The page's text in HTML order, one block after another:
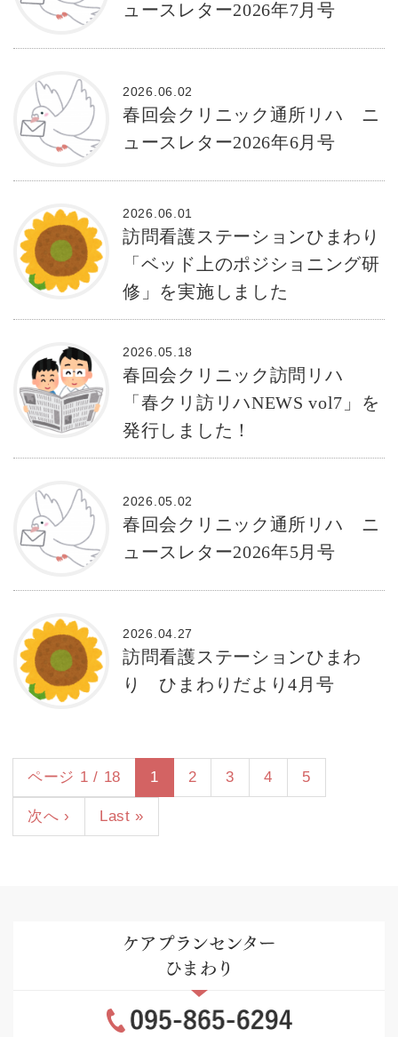
ュースレター2026年7月号
2026.06.02
春回会クリニック通所リハ ニ
ュースレター2026年6月号
2026.06.01
訪問看護ステーションひまわり
「ベッド上のポジショニング研
修」を実施しました
2026.05.18
春回会クリニック訪問リハ
「春クリ訪リハNEWS vol7」を
発行しました！
2026.05.02
春回会クリニック通所リハ ニ
ュースレター2026年5月号
2026.04.27
訪問看護ステーションひまわ
り ひまわりだより4月号
ページ 1 / 18 1 2 3 4 5
次へ › Last »